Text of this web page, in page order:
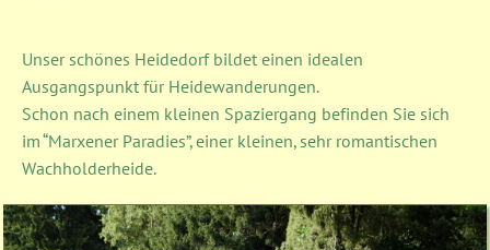
Unser schönes Heidedorf bildet einen idealen
Ausgangspunkt für Heidewanderungen.
Schon nach einem kleinen Spaziergang befinden Sie sich
im “Marxener Paradies”, einer kleinen, sehr romantischen
Wachholderheide.